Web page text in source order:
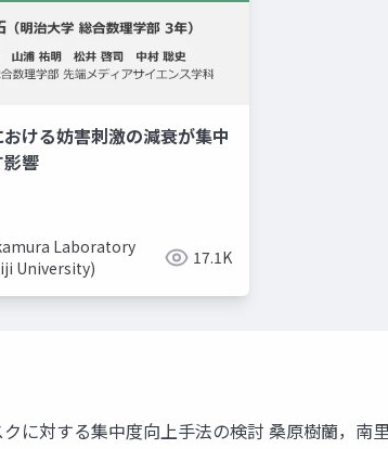
美容系youtuber 取り入れ
ける妨害刺激の減衰が集中
響
Laboratory
University)
17.1K
に対する集中度向上手法の検討 桑原樹蘭，南